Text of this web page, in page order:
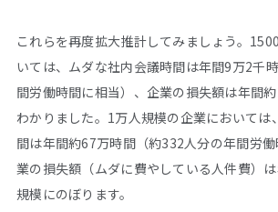
これらを再度拡大推計してみましょう。
いては、ムダな社内会議時間は年間9万2千
間労働時間に相当）、企業の損失額は年間
わかりました。1万人規模の企業においては
間は年間約67万時間（約332人分の年間労
業の損失額（ムダに費やしている人件費）
規模にのぼります。